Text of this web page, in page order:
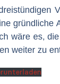
wäre es,
weiter zu